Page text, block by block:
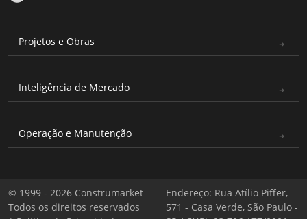
Projetos e Obras
Inteligência de Mercado
Operação e Manutenção
© 1999 - 2026 Construmarket
Todos os direitos reservados
Endereço: Rua Atílio Piffer,
571 - Casa Verde, São Paulo -